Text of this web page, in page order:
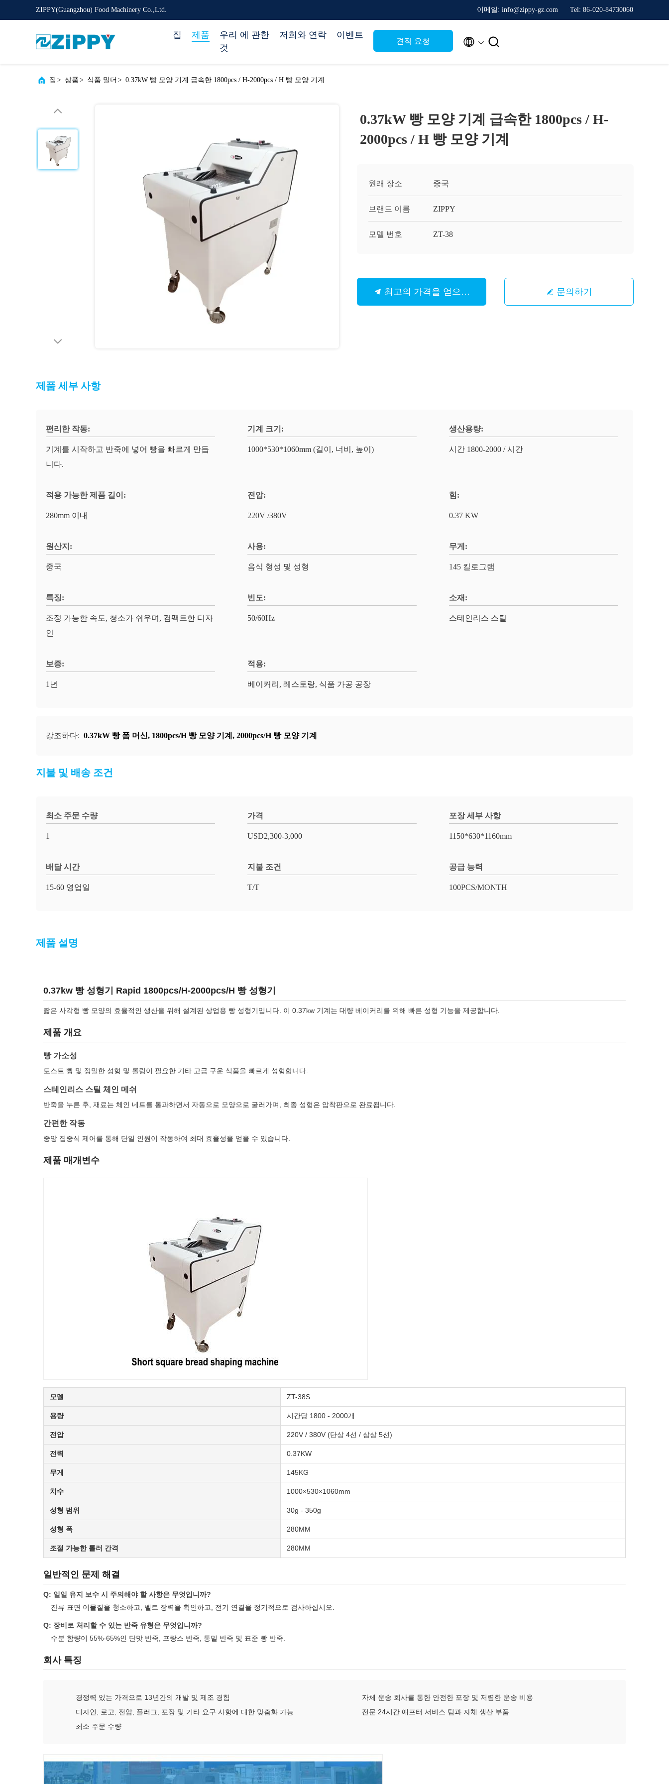
ZIPPY(Guangzhou) Food Machinery Co.,Ltd. 이메일: info@zippy-gz.com Tel: 86-020-84730060
집 제품
우리 에 관한
것
저희와 연락 이벤트
견적 요청  
집 > 상품 > 식품 밀더 > 0.37kW 빵 모양 기계 급속한 1800pcs / H-2000pcs / H 빵 모양 기계
0.37kW 빵 모양 기계 급속한 1800pcs / H-
2000pcs / H 빵 모양 기계
원래 장소 중국
브랜드 이름 ZIPPY
모델 번호 ZT-38
최고의 가격을 얻으십시오 문의하기
제품 세부 사항
편리한 작동:
기계를 시작하고 반죽에 넣어 빵을 빠르게 만듭
니다.
기계 크기:
1000*530*1060mm (길이, 너비, 높이)
생산용량:
시간 1800-2000 / 시간
적용 가능한 제품 길이:
280mm 이내
전압:
220V /380V
힘:
0.37 KW
원산지:
중국
사용:
음식 형성 및 성형
무게:
145 킬로그램
특징:
조정 가능한 속도, 청소가 쉬우며, 컴팩트한 디자
인
빈도:
50/60Hz
소재:
스테인리스 스틸
보증:
1년
적용:
베이커리, 레스토랑, 식품 가공 공장
강조하다: 0.37kW 빵 폼 머신, 1800pcs/H 빵 모양 기계 , 2000pcs/H 빵 모양 기계
지불 및 배송 조건
최소 주문 수량
1
가격
USD2,300-3,000
포장 세부 사항
1150*630*1160mm
배달 시간
15-60 영업일
지불 조건
T/T
공급 능력
100PCS/MONTH
제품 설명
0.37kw 빵 성형기 Rapid 1800pcs/H-2000pcs/H 빵 성형기
짧은 사각형 빵 모양의 효율적인 생산을 위해 설계된 상업용 빵 성형기입니다. 이 0.37kw 기계는 대량 베이커리를 위해 빠른 성형 기능을 제공합니다.
제품 개요
빵 가소성
토스트 빵 및 정밀한 성형 및 롤링이 필요한 기타 고급 구운 식품을 빠르게 성형합니다.
스테인리스 스틸 체인 메쉬
반죽을 누른 후, 재료는 체인 네트를 통과하면서 자동으로 모양으로 굴러가며, 최종 성형은 압착판으로 완료됩니다.
간편한 작동
중앙 집중식 제어를 통해 단일 인원이 작동하여 최대 효율성을 얻을 수 있습니다.
제품 매개변수
모델 ZT-38S
용량 시간당 1800 - 2000개
전압 220V / 380V (단상 4선 / 삼상 5선)
전력 0.37KW
무게 145KG
치수 1000×530×1060mm
성형 범위 30g - 350g
성형 폭 280MM
조절 가능한 롤러 간격 280MM
일반적인 문제 해결
Q: 일일 유지 보수 시 주의해야 할 사항은 무엇입니까?
잔류 표면 이물질을 청소하고, 벨트 장력을 확인하고, 전기 연결을 정기적으로 검사하십시오.
Q: 장비로 처리할 수 있는 반죽 유형은 무엇입니까?
수분 함량이 55%-65%인 단맛 반죽, 프랑스 반죽, 통밀 반죽 및 표준 빵 반죽.
회사 특징
경쟁력 있는 가격으로 13년간의 개발 및 제조 경험
디자인, 로고, 전압, 플러그, 포장 및 기타 요구 사항에 대한 맞춤화 가능
최소 주문 수량
자체 운송 회사를 통한 안전한 포장 및 저렴한 운송 비용
전문 24시간 애프터 서비스 팀과 자체 생산 부품